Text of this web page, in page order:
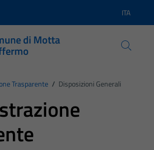
Lingua
ITA
di Motta
Trasparente / Disposizioni Generali